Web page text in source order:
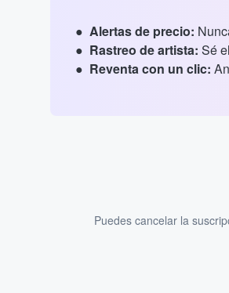
Alertas de precio:
Rastreo de artista: Sé
Reventa con un clic:
Puedes cancelar la